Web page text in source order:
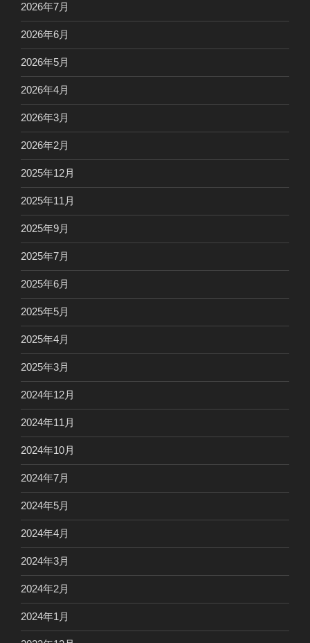
2026年7月
2026年6月
2026年5月
2026年4月
2026年3月
2026年2月
2025年12月
2025年11月
2025年9月
2025年7月
2025年6月
2025年5月
2025年4月
2025年3月
2024年12月
2024年11月
2024年10月
2024年7月
2024年5月
2024年4月
2024年3月
2024年2月
2024年1月